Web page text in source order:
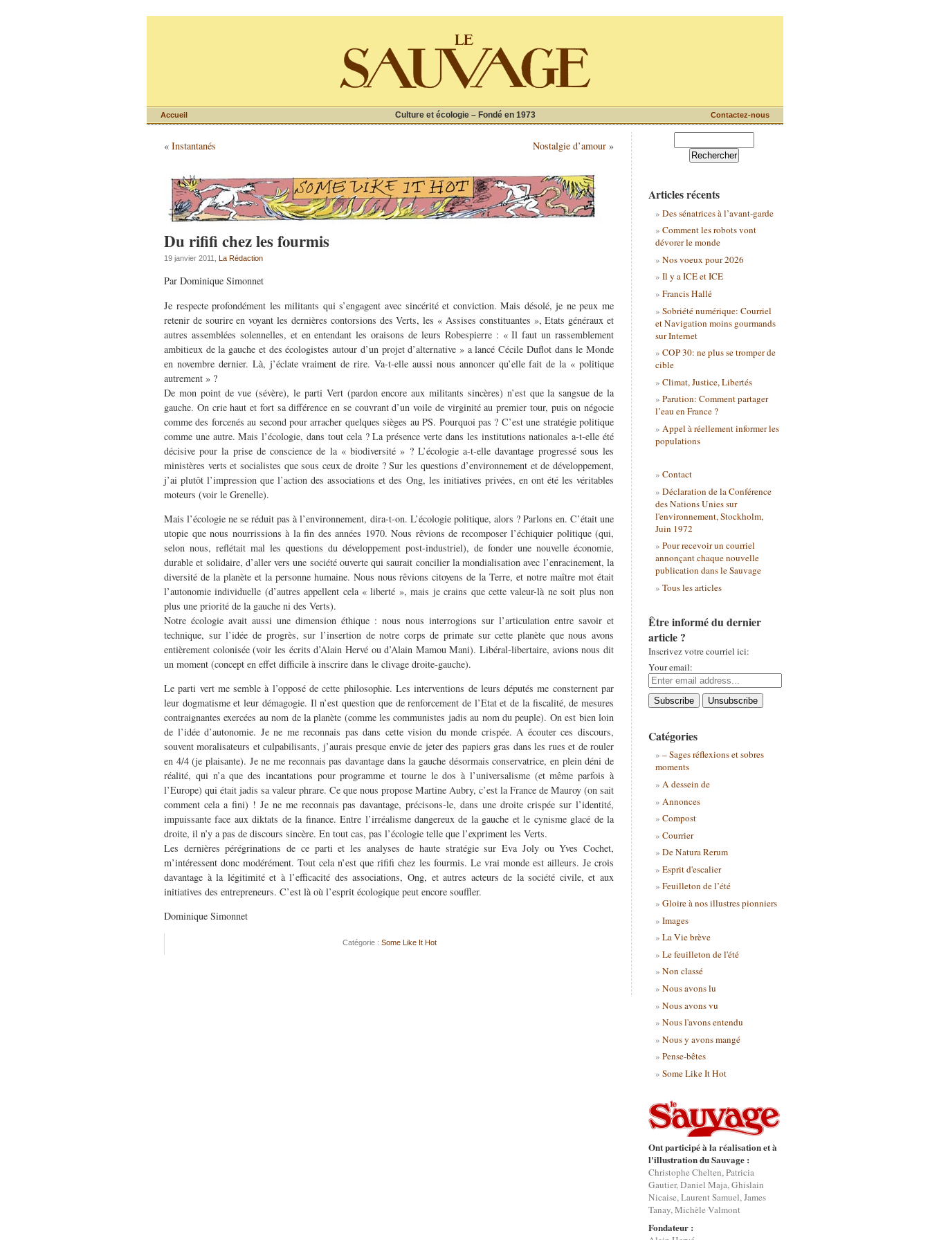
Culture et écologie – Fondé en 1973
Accueil Contactez-nous
« Instantanés Nostalgie d’amour »
Du rififi chez les fourmis
19 janvier 2011, La Rédaction
Par Dominique Simonnet
Je respecte profondément les militants qui s’engagent avec sincérité et conviction. Mais désolé, je ne peux me
retenir de sourire en voyant les dernières contorsions des Verts, les « Assises constituantes », Etats généraux et
autres assemblées solennelles, et en entendant les oraisons de leurs Robespierre : « Il faut un rassemblement
ambitieux de la gauche et des écologistes autour d’un projet d’alternative » a lancé Cécile Duflot dans le Monde
en novembre dernier. Là, j’éclate vraiment de rire. Va-t-elle aussi nous annoncer qu’elle fait de la « politique
autrement » ?
De mon point de vue (sévère), le parti Vert (pardon encore aux militants sincères) n’est que la sangsue de la
gauche. On crie haut et fort sa différence en se couvrant d’un voile de virginité au premier tour, puis on négocie
comme des forcenés au second pour arracher quelques sièges au PS. Pourquoi pas ? C’est une stratégie politique
comme une autre. Mais l’écologie, dans tout cela ? La présence verte dans les institutions nationales a-t-elle été
décisive pour la prise de conscience de la « biodiversité » ? L’écologie a-t-elle davantage progressé sous les
ministères verts et socialistes que sous ceux de droite ? Sur les questions d’environnement et de développement,
j’ai plutôt l’impression que l’action des associations et des Ong, les initiatives privées, en ont été les véritables
moteurs (voir le Grenelle).
Mais l’écologie ne se réduit pas à l’environnement, dira-t-on. L’écologie politique, alors ? Parlons en. C’était une
utopie que nous nourrissions à la fin des années 1970. Nous rêvions de recomposer l’échiquier politique (qui,
selon nous, reflétait mal les questions du développement post-industriel), de fonder une nouvelle économie,
durable et solidaire, d’aller vers une société ouverte qui saurait concilier la mondialisation avec l’enracinement, la
diversité de la planète et la personne humaine. Nous nous rêvions citoyens de la Terre, et notre maître mot était
l’autonomie individuelle (d’autres appellent cela « liberté », mais je crains que cette valeur-là ne soit plus non
plus une priorité de la gauche ni des Verts).
Notre écologie avait aussi une dimension éthique : nous nous interrogions sur l’articulation entre savoir et
technique, sur l’idée de progrès, sur l’insertion de notre corps de primate sur cette planète que nous avons
entièrement colonisée (voir les écrits d’Alain Hervé ou d’Alain Mamou Mani). Libéral-libertaire, avions nous dit
un moment (concept en effet difficile à inscrire dans le clivage droite-gauche).
Le parti vert me semble à l’opposé de cette philosophie. Les interventions de leurs députés me consternent par
leur dogmatisme et leur démagogie. Il n’est question que de renforcement de l’Etat et de la fiscalité, de mesures
contraignantes exercées au nom de la planète (comme les communistes jadis au nom du peuple). On est bien loin
de l’idée d’autonomie. Je ne me reconnais pas dans cette vision du monde crispée. A écouter ces discours,
souvent moralisateurs et culpabilisants, j’aurais presque envie de jeter des papiers gras dans les rues et de rouler
en 4/4 (je plaisante). Je ne me reconnais pas davantage dans la gauche désormais conservatrice, en plein déni de
réalité, qui n’a que des incantations pour programme et tourne le dos à l’universalisme (et même parfois à
l’Europe) qui était jadis sa valeur phrare. Ce que nous propose Martine Aubry, c’est la France de Mauroy (on sait
comment cela a fini) ! Je ne me reconnais pas davantage, précisons-le, dans une droite crispée sur l’identité,
impuissante face aux diktats de la finance. Entre l’irréalisme dangereux de la gauche et le cynisme glacé de la
droite, il n’y a pas de discours sincère. En tout cas, pas l’écologie telle que l’expriment les Verts.
Les dernières pérégrinations de ce parti et les analyses de haute stratégie sur Eva Joly ou Yves Cochet,
m’intéressent donc modérément. Tout cela n’est que rififi chez les fourmis. Le vrai monde est ailleurs. Je crois
davantage à la légitimité et à l’efficacité des associations, Ong, et autres acteurs de la société civile, et aux
initiatives des entrepreneurs. C’est là où l’esprit écologique peut encore souffler.
Dominique Simonnet
Catégorie : Some Like It Hot
Articles récents
Des sénatrices à l’avant-garde
Comment les robots vont
dévorer le monde
Nos voeux pour 2026
Il y a ICE et ICE
Francis Hallé
Sobriété numérique: Courriel
et Navigation moins gourmands
sur Internet
COP 30: ne plus se tromper de
cible
Climat, Justice, Libertés
Parution: Comment partager
l’eau en France ?
Appel à réellement informer les
populations
Contact
Déclaration de la Conférence
des Nations Unies sur
l'environnement, Stockholm,
Juin 1972
Pour recevoir un courriel
annonçant chaque nouvelle
publication dans le Sauvage
Tous les articles
Être informé du dernier
article ?
Inscrivez votre courriel ici:
Your email:
Catégories
– Sages réflexions et sobres
moments
A dessein de
Annonces
Compost
Courrier
De Natura Rerum
Esprit d'escalier
Feuilleton de l’été
Gloire à nos illustres pionniers
Images
La Vie brève
Le feuilleton de l'été
Non classé
Nous avons lu
Nous avons vu
Nous l'avons entendu
Nous y avons mangé
Pense-bêtes
Some Like It Hot
Ont participé à la réalisation et à
l'illustration du Sauvage :
Christophe Chelten, Patricia
Gautier, Daniel Maja, Ghislain
Nicaise, Laurent Samuel, James
Tanay, Michèle Valmont
Fondateur :